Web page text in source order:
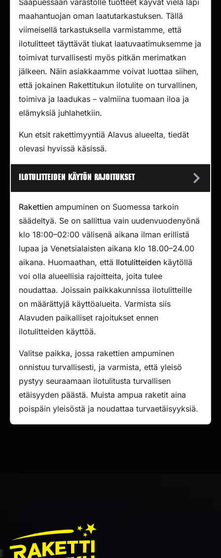
Saapuessaan varastolle tuotteet käyvät vielä läpi
maahantuojan oman laatutarkastuksen. Tällä
viimeisellä tarkastuksella varmistamme, että
ilotulitteet täyttävät tiukat laatuvaatimuksemme ja
toimivat turvallisesti myös pitkän merimatkan
jälkeen. Näin asiakkaamme voivat luottaa siihen,
että jokainen Rakettitukun ilotulite on turvallinen,
toimiva ja laadukas – valmiina tuomaan iloa ja
elämyksiä juhlahetkiin.
Kun etsit rakettimyyntiä Alavus alueelta, tiedät
olevasi hyvissä käsissä.
Ilotulitteiden käytön rajoitukset
Rakettien ampuminen on Suomessa tarkoin
säädeltyä. Se on sallittua vain uudenvuodenyönä
klo 18:00–02:00 välisenä aikana ilman erillistä
lupaa ja Venetsialaisten aikana klo 18.00–24.00
aikana. Huomaathan, että Ilotulitteiden käytöllä
voi olla alueellisia rajoitteita, joita tulee
noudattaa. Joissain paikkakunnissa ilotulitteille
on määrättyjä käyttöalueita. Varmista siis
Alavuden paikalliset rajoitukset ennen
ilotulitteiden käyttöä.
Valitse paikka, jossa rakettien ampuminen
onnistuu turvallisesti, ja varmista, että yleisö
pystyy seuraamaan ilotulitusta turvallisen
etäisyyden päästä. Muista ampua raketit aina
poispäin yleisöstä ja noudattaa turvaetäisyyksiä.